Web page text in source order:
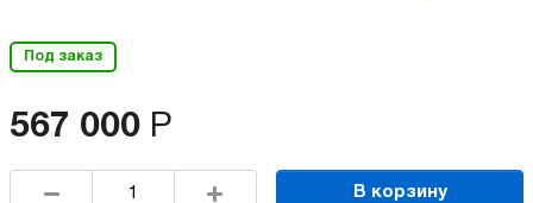
Под заказ
567 000 Р
В корзину